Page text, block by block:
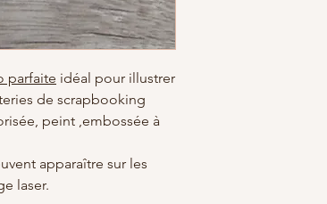
parfaite idéal pour illustrer
de scrapbooking
peint ,embossée à
apparaître sur les
laser.